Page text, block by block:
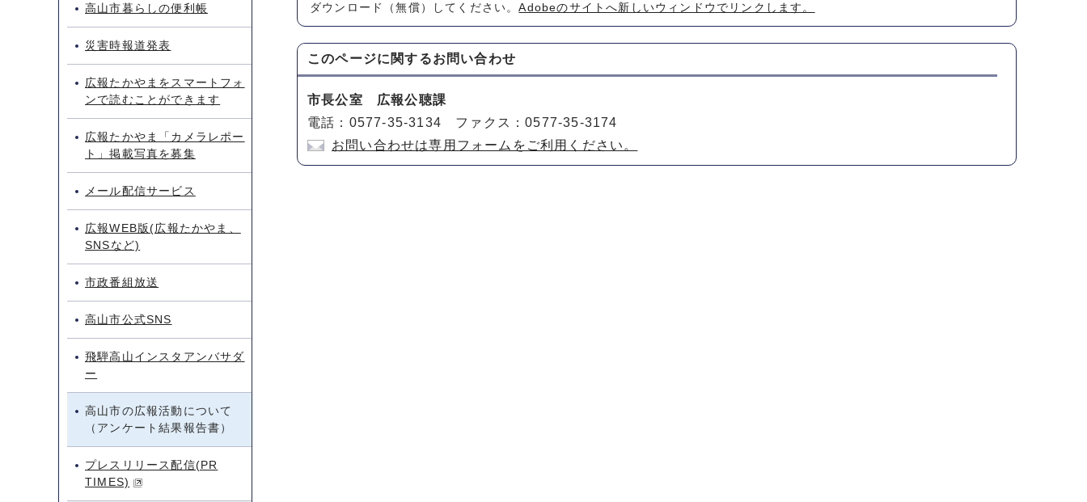
ダウンロード（無償）してください。Adobeのサイトへ新しいウィンドウでリンクします。
このページに関するお問い合わせ
市長公室 広報公聴課
電話：0577-35-3134 ファクス：0577-35-3174
お問い合わせは専用フォームをご利用ください。
高山市暮らしの便利帳
災害時報道発表
広報たかやまをスマートフォ
ンで読むことができます
広報たかやま「カメラレポー
ト」掲載写真を募集
メール配信サービス
広報WEB版(広報たかやま、
SNSなど)
市政番組放送
高山市公式SNS
飛騨高山インスタアンバサダ
ー
高山市の広報活動について
（アンケート結果報告書）
プレスリリース配信(PR
TIMES)